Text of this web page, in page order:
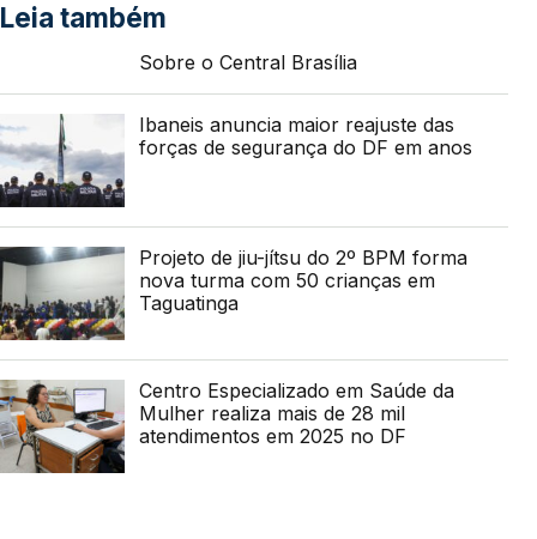
Leia também
Sobre o Central Brasília
Ibaneis anuncia maior reajuste das
forças de segurança do DF em anos
Projeto de jiu-jítsu do 2º BPM forma
nova turma com 50 crianças em
Taguatinga
Centro Especializado em Saúde da
Mulher realiza mais de 28 mil
atendimentos em 2025 no DF